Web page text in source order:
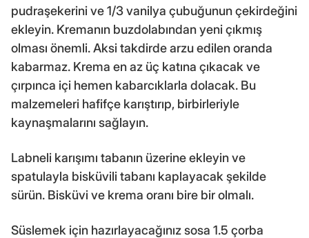
pudraşekerini ve 1/3 vanilya çubuğunun çekirdeğini
ekleyin. Kremanın buzdolabından yeni çıkmış
olması önemli. Aksi takdirde arzu edilen oranda
kabarmaz. Krema en az üç katına çıkacak ve
çırpınca içi hemen kabarcıklarla dolacak. Bu
malzemeleri hafifçe karıştırıp, birbirleriyle
kaynaşmalarını sağlayın.
Labneli karışımı tabanın üzerine ekleyin ve
spatulayla bisküvili tabanı kaplayacak şekilde
sürün. Bisküvi ve krema oranı bire bir olmalı.
Süslemek için hazırlayacağınız sosa 1.5 çorba